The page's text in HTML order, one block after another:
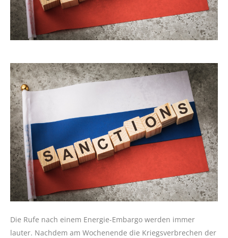
Die Rufe nach einem Energie-Embargo werden immer
lauter. Nachdem am Wochenende die Kriegsverbrechen der